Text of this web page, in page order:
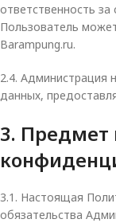
ответственность
Пользователь
Barampung.ru.
2.4. Администрация
данных,
3. Предмет
3.1. Настоящая
обязательства